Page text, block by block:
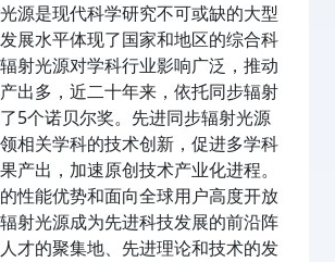
源是现代科学研究不可或缺的大型
展水平体现了国家和地区的综合科
射光源对学科行业影响广泛，推动
出多，近二十年来，依托同步辐射
5个诺贝尔奖。先进同步辐射光源
相关学科的技术创新，促进多学科
产出，加速原创技术产业化进程。
性能优势和面向全球用户高度开放
射光源成为先进科技发展的前沿阵
才的聚集地、先进理论和技术的发